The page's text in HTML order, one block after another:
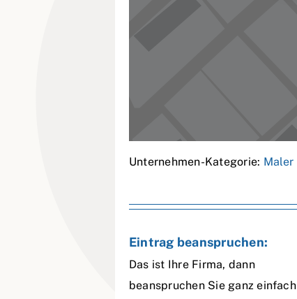
Unternehmen-Kategorie: Maler
Eintrag beanspruchen:
Das ist Ihre Firma, dann
beanspruchen Sie ganz einfach